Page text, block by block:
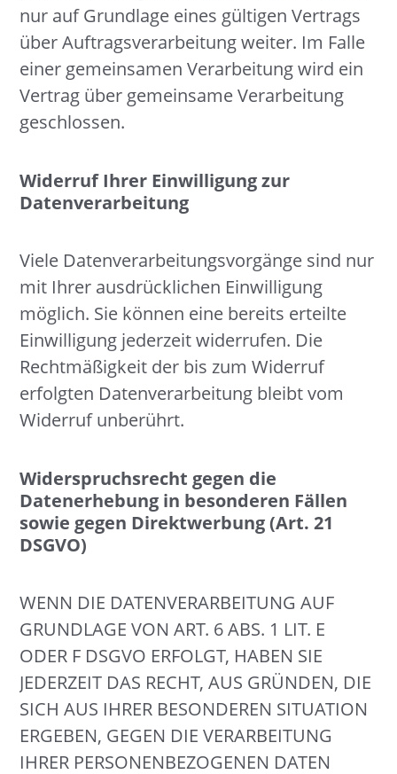
nur auf Grundlage eines gültigen Vertrags
über Auftragsverarbeitung weiter. Im Falle
einer gemeinsamen Verarbeitung wird ein
Vertrag über gemeinsame Verarbeitung
geschlossen.
Widerruf Ihrer Einwilligung zur
Datenverarbeitung
Viele Datenverarbeitungsvorgänge sind nur
mit Ihrer ausdrücklichen Einwilligung
möglich. Sie können eine bereits erteilte
Einwilligung jederzeit widerrufen. Die
Rechtmäßigkeit der bis zum Widerruf
erfolgten Datenverarbeitung bleibt vom
Widerruf unberührt.
Widerspruchsrecht gegen die
Datenerhebung in besonderen Fällen
sowie gegen Direktwerbung (Art. 21
DSGVO)
WENN DIE DATENVERARBEITUNG AUF
GRUNDLAGE VON ART. 6 ABS. 1 LIT. E
ODER F DSGVO ERFOLGT, HABEN SIE
JEDERZEIT DAS RECHT, AUS GRÜNDEN, DIE
SICH AUS IHRER BESONDEREN SITUATION
ERGEBEN, GEGEN DIE VERARBEITUNG
IHRER PERSONENBEZOGENEN DATEN